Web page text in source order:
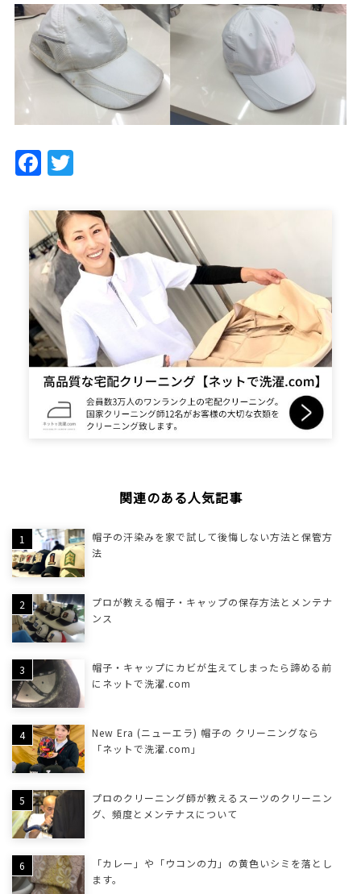
Facebook
関連のある人気記事
帽子の汗染みを家で試して後悔しない方法と保管方
法
プロが教える帽子・キャップの保存方法とメンテナ
ンス
帽子・キャップにカビが生えてしまったら諦める前
にネットで洗濯.com
New Era (ニューエラ) 帽子の クリーニングなら
「ネットで洗濯.com」
プロのクリーニング師が教えるスーツのクリーニン
グ、頻度とメンテナスについて
「カレー」や「ウコンの力」の黄色いシミを落とし
ます。